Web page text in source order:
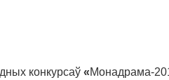
конкурсаў «Монадрама-